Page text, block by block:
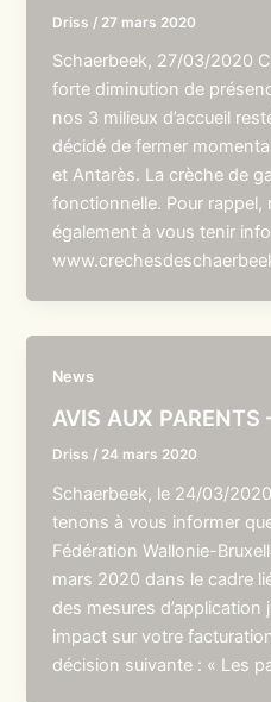
Driss / 27 mars 2020
Schaerbeek, 27/03/2020
forte diminution de
nos 3 milieux d’accueil
décidé de fermer
et Antarès. La crèche de
fonctionnelle. Pour
également à vous tenir
News
AVIS AUX PARENTS
Driss / 24 mars 2020
Schaerbeek, le 24/03/
tenons à vous informer
Fédération Wallonie-
mars 2020 dans le cadre
des mesures d’application
impact sur votre
décision suivante : « Les